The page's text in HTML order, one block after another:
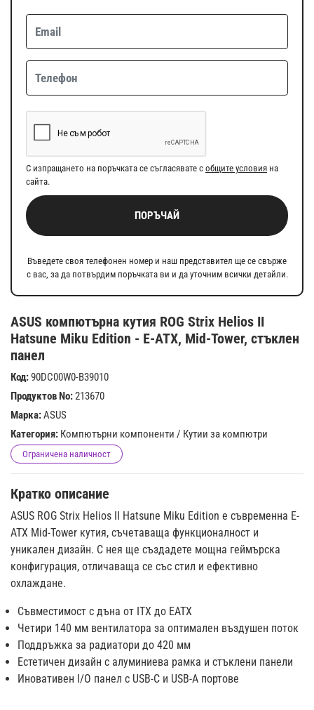
ASUS компютърна кутия ROG Strix Helios II
Hatsune Miku Edition - E-ATX, Mid-Tower, стъклен
панел
Код:90DC00W0-B39010
Продуктов No:213670
Марка:ASUS
Категория: Компютърни компоненти / Кутии за компютри
Ограничена наличност
Кратко описание
ASUS ROG Strix Helios II Hatsune Miku Edition е съвременна E-
ATX Mid-Tower кутия, съчетаваща функционалност и
уникален дизайн. С нея ще създадете мощна геймърска
конфигурация, отличаваща се със стил и ефективно
охлаждане.
Съвместимост с дъна от ITX до EATX
Четири 140 мм вентилатора за оптимален въздушен поток
Поддръжка за радиатори до 420 мм
Естетичен дизайн с алуминиева рамка и стъклени панели
Иновативен I/O панел с USB-C и USB-A портове
С изпращането на поръчката се съгласявате с общите условия на
сайта.
ПОРЪЧАЙ
Въведете своя телефонен номер и наш представител ще се свърже
с вас, за да потвърдим поръчката ви и да уточним всички детайли.